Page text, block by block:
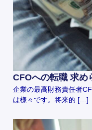
CFOへの転職 求め
企業の最高財務責任者
は様々です。将来的 […]